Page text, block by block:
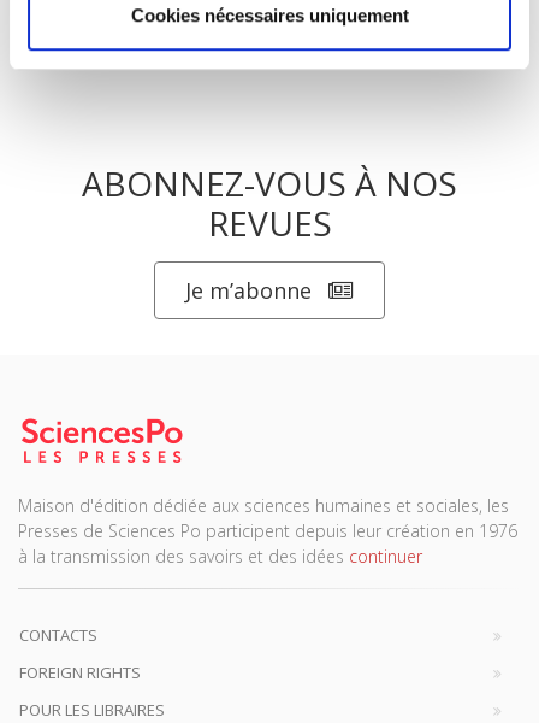
Cookies nécessaires uniquement
ABONNEZ-VOUS À NOS
REVUES
Je m’abonne
Maison d'édition dédiée aux sciences humaines et sociales, les
Presses de Sciences Po participent depuis leur création en 1976
à la transmission des savoirs et des idées continuer
CONTACTS
FOREIGN RIGHTS
POUR LES LIBRAIRES